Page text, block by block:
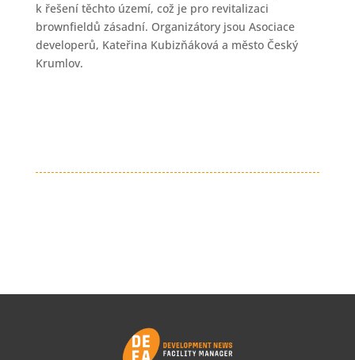
k řešení těchto území, což je pro revitalizaci
brownfieldů zásadní. Organizátory jsou Asociace
developerů, Kateřina Kubizňáková a město Český
Krumlov.